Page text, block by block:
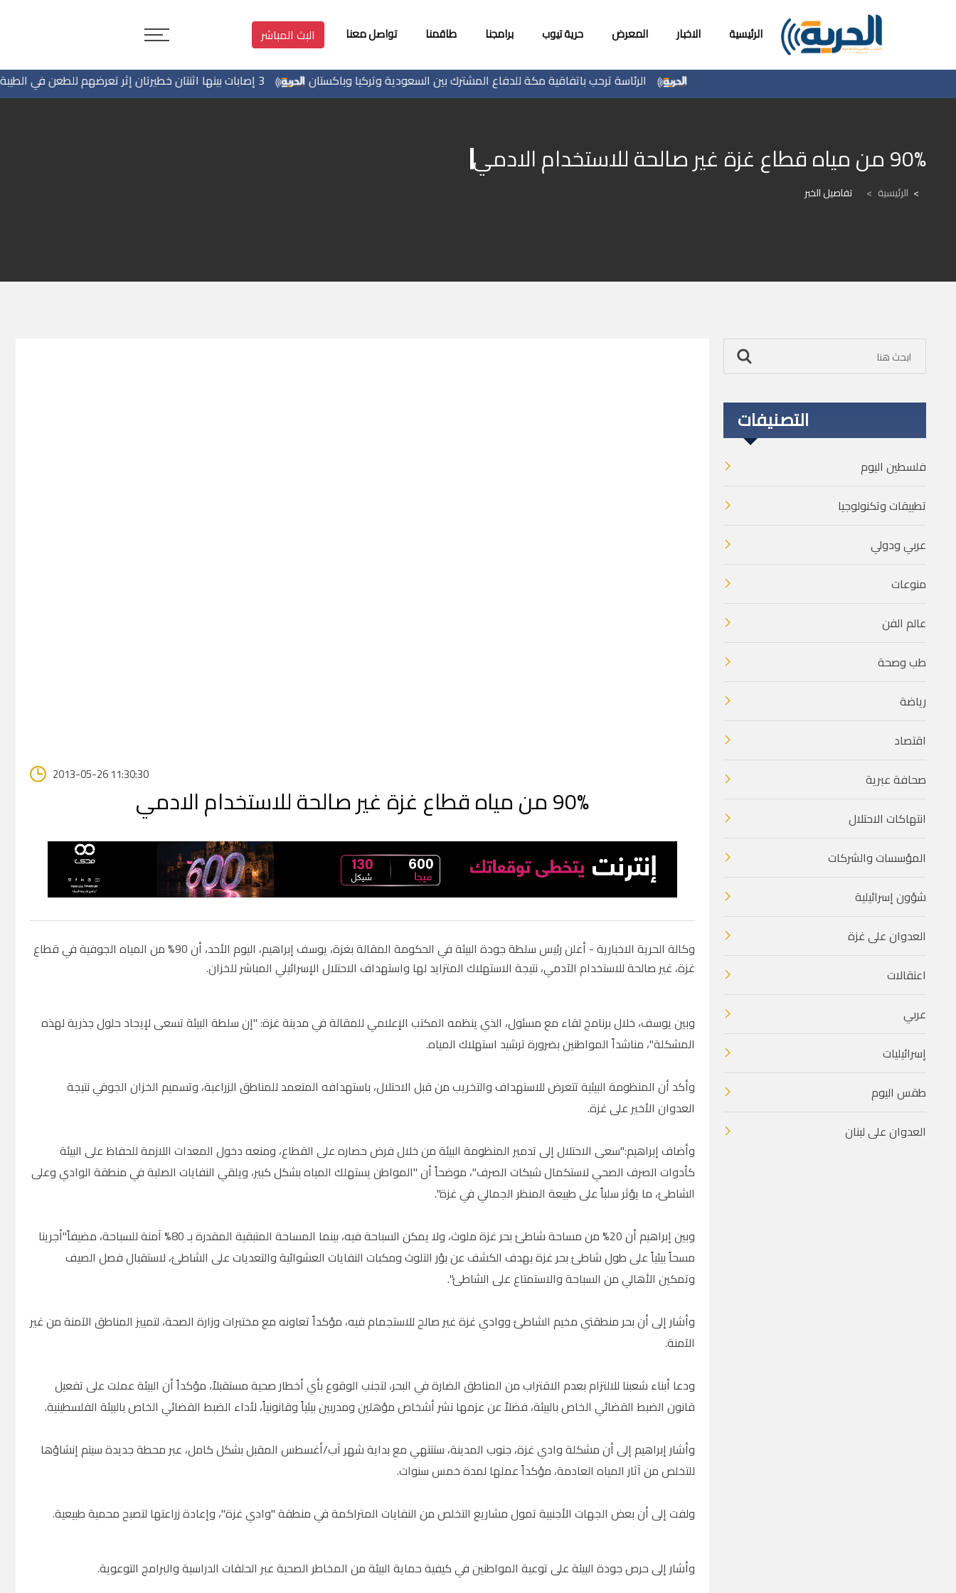
الرئيسية الاخبار المعرض حرية تيوب برامجنا طاقمنا تواصل معنا البث المباشر
3 إصابات بينها اثنتان خطيرتان إثر تعرضهم للطعن في الطيبة داخل أراضي 48 الرئاسة ترحب باتفاقية مكة للدفاع المشترك بين السعودية وتركيا وباكستان
90% من مياه قطاع غزة غير صالحة للاستخدام الادمي
الرئيسية > تفاصيل الخبر
2013-05-26 11:30:30
90% من مياه قطاع غزة غير صالحة للاستخدام الادمي
وكالة الحرية الاخبارية -
أعلن رئيس سلطة جودة البيئة في الحكومة المقالة بغزة، يوسف إبراهيم، اليوم الأحد، أن 90% من المياه الجوفية في قطاع
غزة، غير صالحة للاستخدام الآدمي، نتيجة الاستهلاك المتزايد لها واستهداف الاحتلال الإسرائيلي المباشر للخزان.
وبين يوسف، خلال برنامج لقاء مع مسئول، الذي ينظمه المكتب الإعلامي للمقالة في مدينة غزة: "إن سلطة البيئة تسعى لإيجاد حلول جذرية لهذه
المشكلة"، مناشداً المواطنين بضرورة ترشيد استهلاك المياه.
وأكد أن المنظومة البيئية تتعرض للاستهداف والتخريب من قبل الاحتلال، باستهدافه المتعمد للمناطق الزراعية، وتسميم الخزان الجوفي نتيجة
العدوان الأخير على غزة.
وأضاف إبراهيم:"سعى الاحتلال إلى تدمير المنظومة البيئة من خلال فرض حصاره على القطاع، ومنعه دخول المعدات اللازمة للحفاظ على البيئة
كأدوات الصرف الصحي لاستكمال شبكات الصرف"، موضحاً أن "المواطن يستهلك المياه بشكل كبير، ويلقي النفايات الصلبة في منطقة الوادي وعلى
الشاطئ، ما يؤثر سلباً على طبيعة المنظر الجمالي في غزة".
وبين إبراهيم أن 20% من مساحة شاطئ بحر غزة ملوث، ولا يمكن السباحة فيه، بينما المساحة المتبقية المقدرة بـ 80% آمنة للسباحة، مضيفاً"أجرينا
مسحاً بيئياً على طول شاطئ بحر غزة بهدف الكشف عن بؤر التلوث ومكبات النفايات العشوائية والتعديات على الشاطئ، لاستقبال فصل الصيف
وتمكين الأهالي من السباحة والاستمتاع على الشاطئ".
وأشار إلى أن بحر منطقتي مخيم الشاطئ ووادي غزة غير صالح للاستجمام فيه، مؤكداً تعاونه مع مختبرات وزارة الصحة، لتمييز المناطق الآمنة من غير
الآمنة.
ودعا أبناء شعبنا للالتزام بعدم الاقتراب من المناطق الضارة في البحر، لتجنب الوقوع بأي أخطار صحية مستقبلاً، مؤكداً أن البيئة عملت على تفعيل
قانون الضبط القضائي الخاص بالبيئة، فضلاً عن عزمها نشر أشخاص مؤهلين ومدربين بيئياً وقانونياً، لأداء الضبط القضائي الخاص بالبيئة الفلسطينية.
وأشار إبراهيم إلى أن مشكلة وادي غزة، جنوب المدينة، ستنتهي مع بداية شهر آب/أغسطس المقبل بشكل كامل، عبر محطة جديدة سيتم إنشاؤها
للتخلص من آثار المياه العادمة، مؤكداً عملها لمدة خمس سنوات.
ولفت إلى أن بعض الجهات الأجنبية تمول مشاريع التخلص من النفايات المتراكمة في منطقة "وادي غزة"، وإعادة زراعتها لتصبح محمية طبيعية.
وأشار إلى حرص جودة البيئة على توعية المواطنين في كيفية حماية البيئة من المخاطر الصحية عبر الحلقات الدراسية والبرامج التوعوية.
التصنيفات
فلسطين اليوم
تطبيقات وتكنولوجيا
عربي ودولي
منوعات
عالم الفن
طب وصحة
رياضة
اقتصاد
صحافة عبرية
انتهاكات الاحتلال
المؤسسات والشركات
شؤون إسرائيلية
العدوان على غزة
اعتقالات
عربي
إسرائيليات
طقس اليوم
العدوان على لبنان